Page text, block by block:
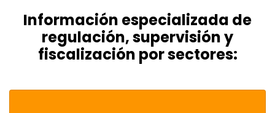
Información especializada de
regulación, supervisión y
fiscalización por sectores: